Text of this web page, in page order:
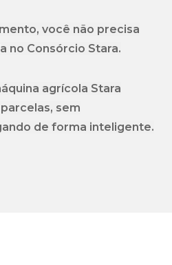
você não precisa
no Consórcio Stara.
agrícola Stara
sem
de forma inteligente.